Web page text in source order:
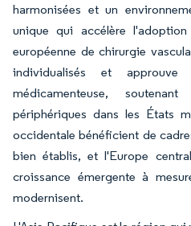
harmonisées et un
unique qui accélère
européenne de chirurgie
individualisés et
médicamenteuse,
périphériques dans les États
occidentale bénéficient de
bien établis, et l'Europe
croissance émergente à
modernisent.